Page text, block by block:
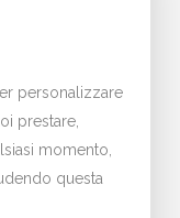
personalizzare
prestare,
momento,
questa